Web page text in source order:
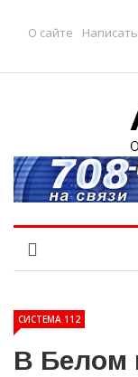
О сайте
СИСТЕМА 112
В Белом